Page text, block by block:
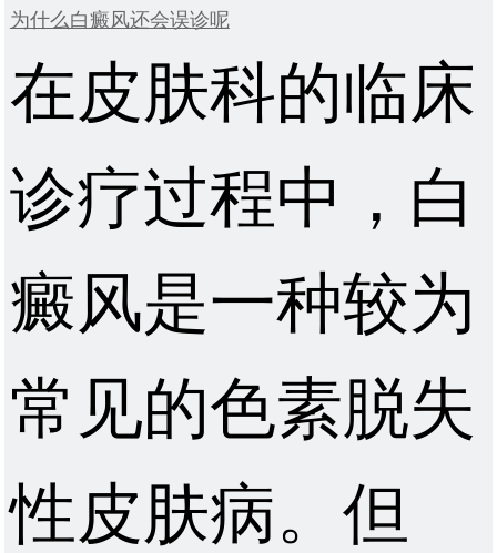
为什么白癜风还会误诊呢
在皮肤科的临床
诊疗过程中，白
癜风是一种较为
常见的色素脱失
性皮肤病。但